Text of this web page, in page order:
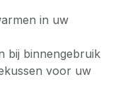
in uw
bij binnengebruik
voor uw